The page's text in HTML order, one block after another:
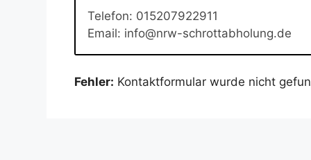
Telefon: 015207922911
Email: info@nrw-schrottabholung.de
Fehler: Kontaktformular wurde nicht